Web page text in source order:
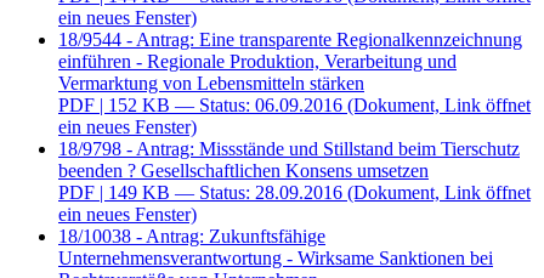
ein neues Fenster)
18/9544 - Antrag: Eine transparente Regionalkennzeichnung
einführen - Regionale Produktion, Verarbeitung und
Vermarktung von Lebensmitteln stärken
PDF | 152 KB — Status: 06.09.2016 (Dokument, Link öffnet
ein neues Fenster)
18/9798 - Antrag: Missstände und Stillstand beim Tierschutz
beenden ? Gesellschaftlichen Konsens umsetzen
PDF | 149 KB — Status: 28.09.2016 (Dokument, Link öffnet
ein neues Fenster)
18/10038 - Antrag: Zukunftsfähige
Unternehmensverantwortung - Wirksame Sanktionen bei